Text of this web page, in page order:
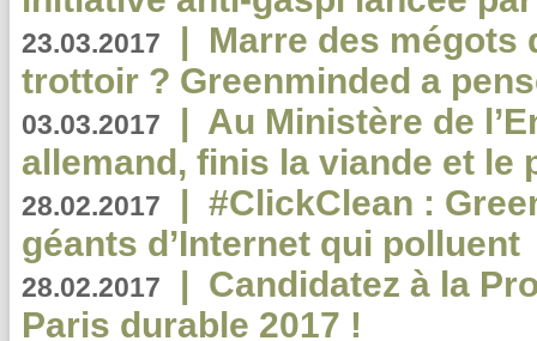
23.03.2017 | Marre des mégots
trottoir ? Greenminded a
03.03.2017 | Au Ministère de
allemand, finis la viande et le
28.02.2017 | #ClickClean :
géants d’Internet qui polluent
28.02.2017 | Candidatez à la
Paris durable 2017 !